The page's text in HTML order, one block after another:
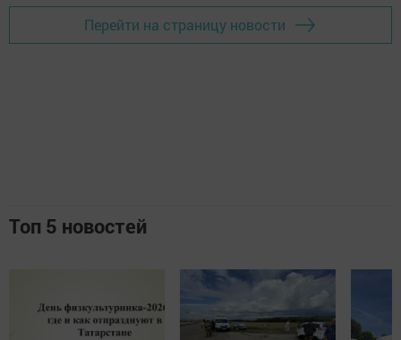
Перейти на страницу новости
Топ 5 новостей